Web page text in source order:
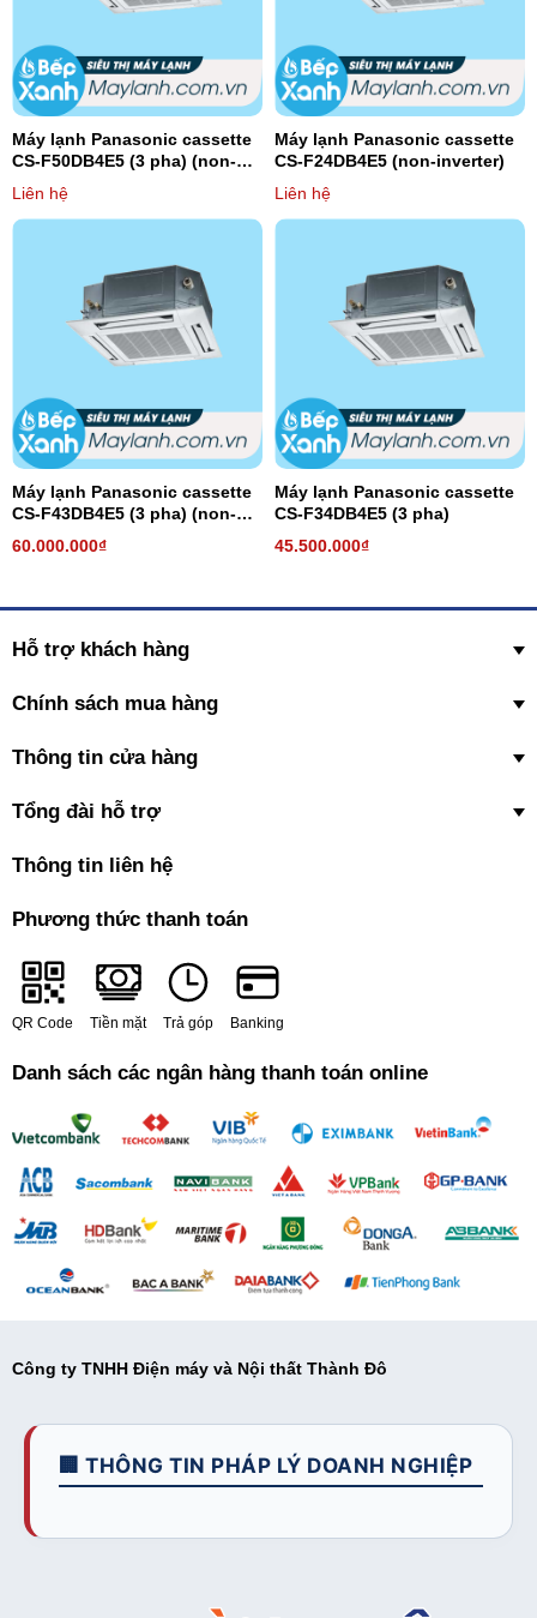
Máy lạnh Panasonic cassette
CS-F50DB4E5 (3 pha) (non-
inverter)
Liên hệ
Máy lạnh Panasonic cassette
CS-F24DB4E5 (non-inverter)
Liên hệ
Máy lạnh Panasonic cassette
CS-F43DB4E5 (3 pha) (non-
inverter)
60.000.000₫
Máy lạnh Panasonic cassette
CS-F34DB4E5 (3 pha)
45.500.000₫
Hỗ trợ khách hàng
Chính sách mua hàng
Thông tin cửa hàng
Tổng đài hỗ trợ
Thông tin liên hệ
Phương thức thanh toán
QR Code Tiền mặt Trả góp Banking
Danh sách các ngân hàng thanh toán online
Công ty TNHH Điện máy và Nội thất Thành Đô
🏢 THÔNG TIN PHÁP LÝ DOANH NGHIỆP